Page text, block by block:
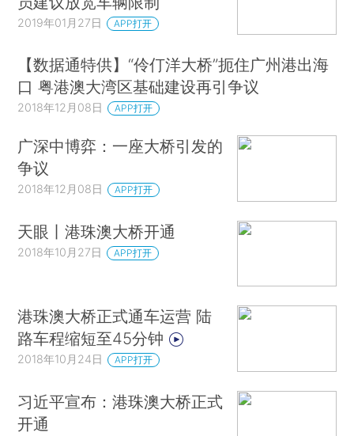
2019年01月27日 APP打开
【数据通特供】“伶仃洋大桥”扼住广州港出海
口 粤港澳大湾区基础建设再引争议
2018年12月08日 APP打开
广深中博弈：一座大桥引发的
争议
2018年12月08日 APP打开
天眼丨港珠澳大桥开通
2018年10月27日 APP打开
港珠澳大桥正式通车运营 陆
路车程缩短至45分钟
2018年10月24日 APP打开
习近平宣布：港珠澳大桥正式
开通